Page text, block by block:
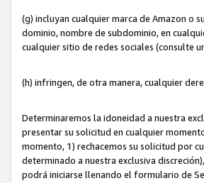
(g) incluyan cualquier marca de Amazon o
dominio, nombre de subdominio, en
cualquier sitio de redes sociales (consulte
(h) infringen, de otra manera, cualquier
Determinaremos la idoneidad a nuestra
presentar su solicitud en cualquier
momento, 1) rechacemos su solicitud por
determinado a nuestra exclusiva
podrá iniciarse llenando el formulario de